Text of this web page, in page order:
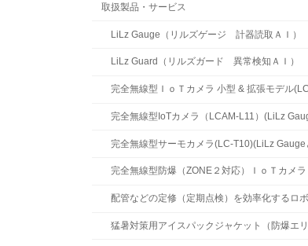
取扱製品・サービス
LiLz Gauge（リルズゲージ 計器読取ＡＩ）
LiLz Guard（リルズガード 異常検知ＡＩ）
完全無線型ＩｏＴカメラ 小型 & 拡張モデル
完全無線型IoTカメラ（LCAM-L11）(LiLz
完全無線型サーモカメラ(LC-T10)(LiLz Gauge
完全無線型防爆（ZONE２対応）ＩｏＴカメ
配管などの定修（定期点検）を効率化するロ
猛暑対策用アイスパックジャケット（防爆エ